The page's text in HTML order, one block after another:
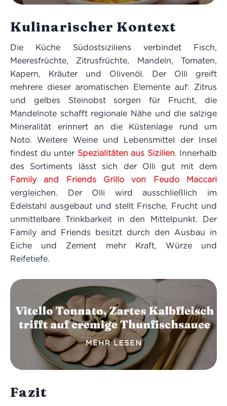
Kulinarischer Kontext
Die Küche Südostsiziliens verbindet Fisch,
Meeresfrüchte, Zitrusfrüchte, Mandeln, Tomaten,
Kapern, Kräuter und Olivenöl. Der Olli greift
mehrere dieser aromatischen Elemente auf: Zitrus
und gelbes Steinobst sorgen für Frucht, die
Mandelnote schafft regionale Nähe und die salzige
Mineralität erinnert an die Küstenlage rund um
Noto. Weitere Weine und Lebensmittel der Insel
findest du unter Spezialitäten aus Sizilien. Innerhalb
des Sortiments lässt sich der Olli gut mit dem
Family and Friends Grillo von Feudo Maccari
vergleichen. Der Olli wird ausschließlich im
Edelstahl ausgebaut und stellt Frische, Frucht und
unmittelbare Trinkbarkeit in den Mittelpunkt. Der
Family and Friends besitzt durch den Ausbau in
Eiche und Zement mehr Kraft, Würze und
Reifetiefe.
Fazit